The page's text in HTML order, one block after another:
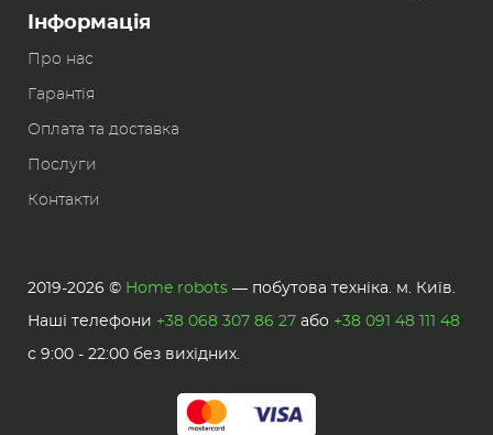
Інформація
Про нас
Гарантія
Оплата та доставка
Послуги
Контакти
2019-2026 © Home robots — побутова техніка. м. Київ.
Наші телефони +38 068 307 86 27 або +38 091 48 111 48
с 9:00 - 22:00 без вихідних.